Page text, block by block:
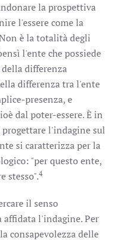
la prospettiva
l'essere come la
è la totalità degli
l'ente che possiede
differenza
differenza tra l'ente
presenza, e
dal poter-essere. È in
progettare l'indagine sul
si caratterizza per la
"per questo ente,
stesso".4
il senso
affidata l'indagine. Per
consapevolezza delle